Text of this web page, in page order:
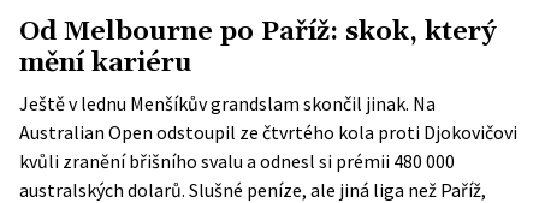
Od Melbourne po Paříž: skok, který
mění kariéru
Ještě v lednu Menšíkův grandslam skončil jinak. Na
Australian Open odstoupil ze čtvrtého kola proti Djokovičovi
kvůli zranění břišního svalu a odnesl si prémii 480 000
australských dolarů. Slušné peníze, ale jiná liga než Paříž,